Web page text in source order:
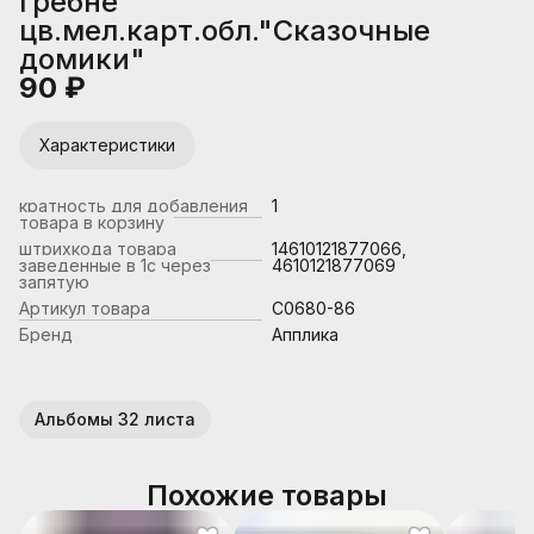
цв.мел.карт.обл."Сказочные
домики"
90 ₽
Характеристики
кратность для добавления
товара в корзину
1
штрихкода товара
заведенные в 1с через
запятую
14610121877066,
4610121877069
Артикул товара
С0680-86
Бренд
Апплика
Альбомы 32 листа
Похожие товары